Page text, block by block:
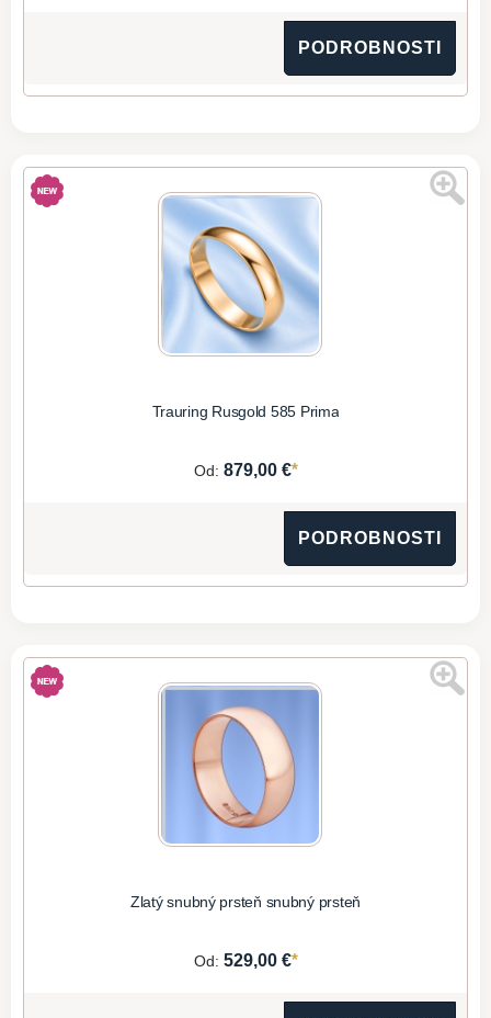
PODROBNOSTI
Trauring Rusgold 585 Prima
Od: 879,00 €*
PODROBNOSTI
Zlatý snubný prsteň snubný prsteň
Od: 529,00 €*